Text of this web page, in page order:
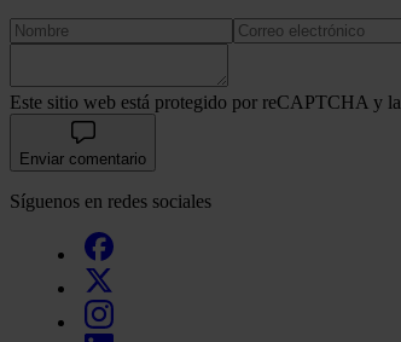
Este sitio web está protegido por reCAPTCHA y la
Enviar comentario
Síguenos en redes sociales